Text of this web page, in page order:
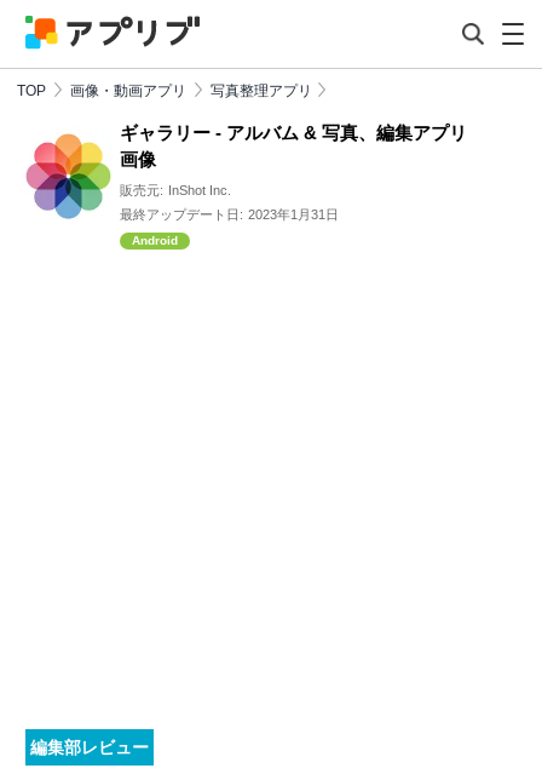
TOP 画像・動画アプリ 写真整理アプリ
ギャラリー - アルバム & 写真、編集アプリ
画像
販売元: InShot Inc.
最終アップデート日: 2023年1月31日
Android
編集部レビュー